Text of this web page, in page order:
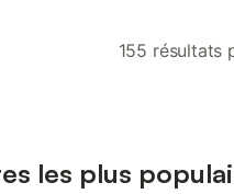
155 résultats
les plus